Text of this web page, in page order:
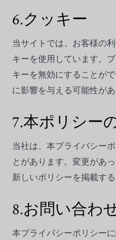
6.クッキー
当サイトでは、お客様の
キーを使用しています。
キーを無効にすることが
に影響を与える可能性が
7.本ポリシー
当社は、本プライバシー
とがあります。変更があ
新しいポリシーを掲載す
8.お問い合わ
本プライバシーポリシー